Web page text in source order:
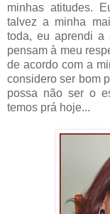
minhas atitudes.
talvez a minha
toda, eu aprendi a
pensam à meu
de acordo com a
considero ser bom
possa não ser o
temos prá hoje...